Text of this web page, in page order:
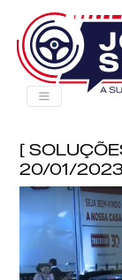
[
20/01/2023